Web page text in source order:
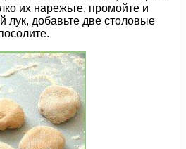
их нарежьте, промойте и
лук, добавьте две столовые